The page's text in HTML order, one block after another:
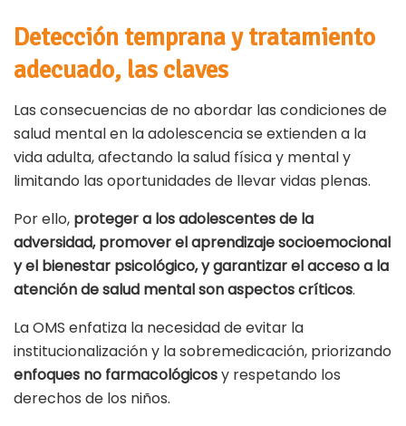
Detección temprana y tratamiento
adecuado, las claves
Las consecuencias de no abordar las condiciones de
salud mental en la adolescencia se extienden a la
vida adulta, afectando la salud física y mental y
limitando las oportunidades de llevar vidas plenas.
Por ello, proteger a los adolescentes de la
adversidad, promover el aprendizaje socioemocional
y el bienestar psicológico, y garantizar el acceso a la
atención de salud mental son aspectos críticos.
La OMS enfatiza la necesidad de evitar la
institucionalización y la sobremedicación, priorizando
enfoques no farmacológicosy respetando los
derechos de los niños.